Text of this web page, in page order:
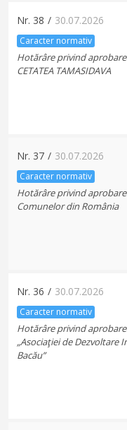
Nr. 38 / 30.07.2026
Caracter normativ
Hotărâre privind
CETATEA TAMASIDAVA
Nr. 37 / 30.07.2026
Caracter normativ
Hotărâre privind
Comunelor din România
Nr. 36 / 30.07.2026
Caracter normativ
Hotărâre privind
„Asociaţiei de
Bacău”